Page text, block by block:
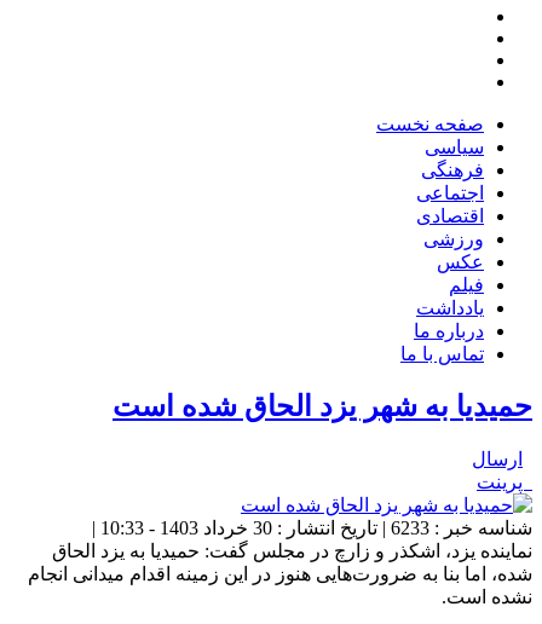
صفحه نخست
سیاسی
فرهنگی
اجتماعی
اقتصادی
ورزشی
عکس
فیلم
یادداشت
درباره ما
تماس با ما
حمیدیا به شهر یزد الحاق شده است
ارسال
پرینت
شناسه خبر : 6233 | تاریخ انتشار : 30 خرداد 1403 - 10:33 |
نماینده یزد، اشکذر و زارچ در مجلس گفت: حمیدیا به یزد الحاق
شده، اما بنا به ضرورت‌هایی هنوز در این زمینه اقدام میدانی انجام
نشده است.